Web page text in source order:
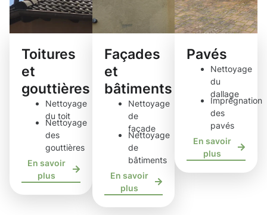
Toitures
et
gouttières
Nettoyage
du toit
Nettoyage
des
gouttières
En savoir
plus
Façades
et
bâtiments
Nettoyage
de
façade
Nettoyage
de
bâtiments
En savoir
plus
Pavés
Nettoyage
du
dallage
Imprégnation
des
pavés
En savoir
plus